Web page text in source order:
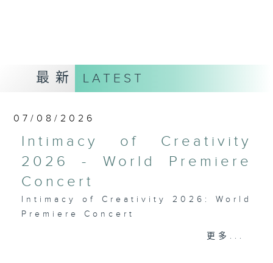
最新 LATEST
07/08/2026
Intimacy of Creativity
2026 - World Premiere
Concert
Intimacy of Creativity 2026: World
Premiere Concert
更多...